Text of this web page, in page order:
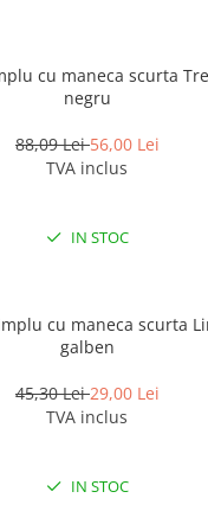
cu maneca scurta
negru
88,09 Lei56,00 Lei
TVA inclus
IN STOC
cu maneca scurta
galben
45,30 Lei29,00 Lei
TVA inclus
IN STOC